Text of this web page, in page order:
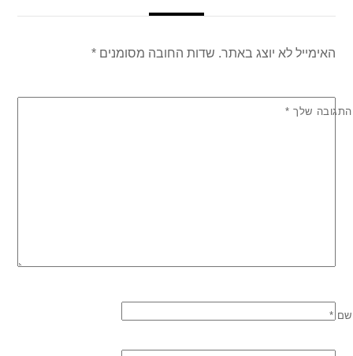
האימייל לא יוצג באתר. שדות החובה מסומנים*
התגובה שלך *
שם *